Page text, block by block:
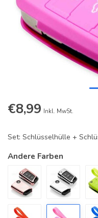
€8,99 Inkl. MwSt.
Set: Schlüsselhülle +
Andere Farben